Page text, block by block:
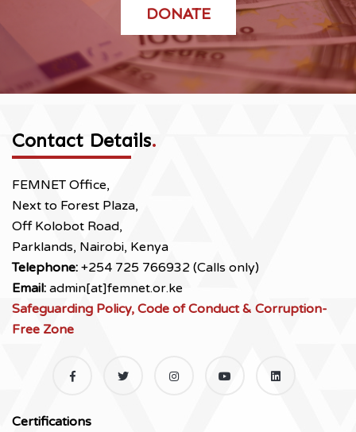
DONATE
Contact Details.
FEMNET Office,
Next to Forest Plaza,
Off Kolobot Road,
Parklands, Nairobi, Kenya
Telephone: +254 725 766932 (Calls only)
Email: admin[at]femnet.or.ke
Safeguarding Policy, Code of Conduct & Corruption-
Free Zone
Certifications